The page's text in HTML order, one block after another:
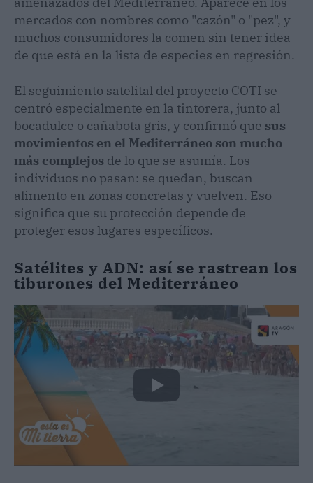
mercados con nombres como "cazón" o "pez", y
muchos consumidores la comen sin tener idea
de que está en la lista de especies en regresión.
El seguimiento satelital del proyecto COTI se
centró especialmente en la tintorera, junto al
bocadulce o cañabota gris, y confirmó que sus
movimientos en el Mediterráneo son mucho
más complejos de lo que se asumía. Los
individuos no pasan: se quedan, buscan
alimento en zonas concretas y vuelven. Eso
significa que su protección depende de
proteger esos lugares específicos.
Satélites y ADN: así se rastrean los
tiburones del Mediterráneo